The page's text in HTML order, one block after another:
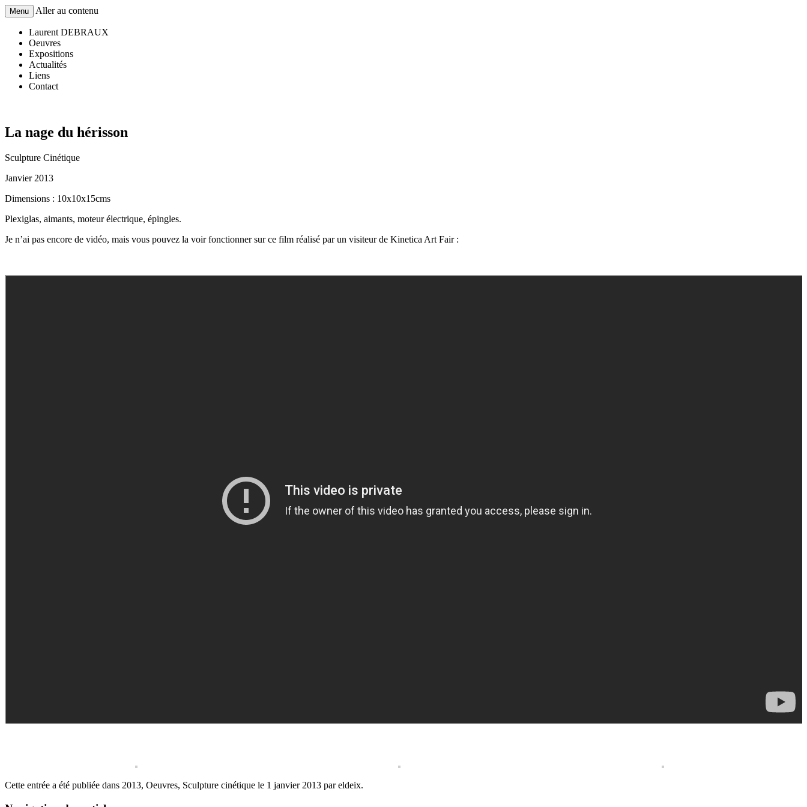
Laurent DEBRAUX
Menu Aller au contenu
Laurent DEBRAUX
Oeuvres
Expositions
Actualités
Liens
Contact
La nage du hérisson
Sculpture Cinétique
Janvier 2013
Dimensions : 10x10x15cms
Plexiglas, aimants, moteur électrique, épingles.
Je n’ai pas encore de vidéo, mais vous pouvez la voir fonctionner sur ce film réalisé par un visiteur de Kinetica Art Fair :
Cette entrée a été publiée dans 2013, Oeuvres, Sculpture cinétique le 1 janvier 2013 pareldeix.